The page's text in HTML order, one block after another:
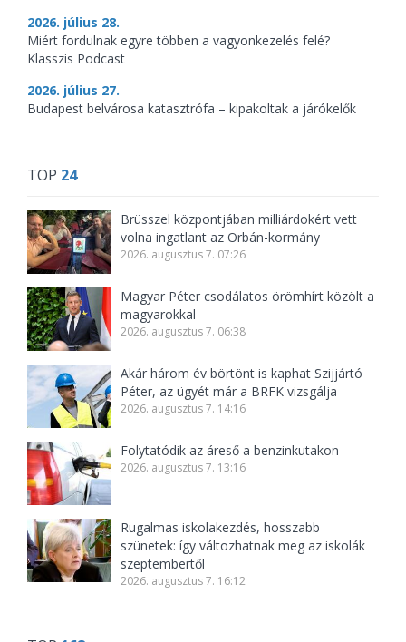
2026. július 28.
Miért fordulnak egyre többen a vagyonkezelés felé?
Klasszis Podcast
2026. július 27.
Budapest belvárosa katasztrófa – kipakoltak a járókelők
TOP 24
Brüsszel központjában milliárdokért vett
volna ingatlant az Orbán-kormány
2026. augusztus 7. 07:26
Magyar Péter csodálatos örömhírt közölt a
magyarokkal
2026. augusztus 7. 06:38
Akár három év börtönt is kaphat Szijjártó
Péter, az ügyét már a BRFK vizsgálja
2026. augusztus 7. 14:16
Folytatódik az áreső a benzinkutakon
2026. augusztus 7. 13:16
Rugalmas iskolakezdés, hosszabb
szünetek: így változhatnak meg az iskolák
szeptembertől
2026. augusztus 7. 16:12